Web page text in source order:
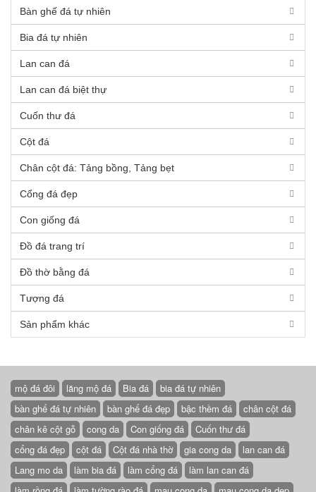
Bàn ghế đá tự nhiên
Bia đá tự nhiên
Lan can đá
Lan can đá biệt thự
Cuốn thư đá
Cột đá
Chân cột đá: Tảng bồng, Tảng bẹt
Cổng đá đẹp
Con giống đá
Đồ đá trang trí
Đồ thờ bằng đá
Tượng đá
Sản phẩm khác
mộ đá đôi lăng mộ đá Bia đá
bia đá tự nhiên
bàn ghế đá tự nhiên
bàn ghế đá đẹp bậc thềm đá
chân cột đá
chân kê cột gỗ
cong da Con giống đá
Cuốn thư đá
cổng đá đẹp
cột đá Cột đá nhà thờ gia cong da
lan can đá
Lang mo da
làm bia đá làm cổng đá
làm lan can đá